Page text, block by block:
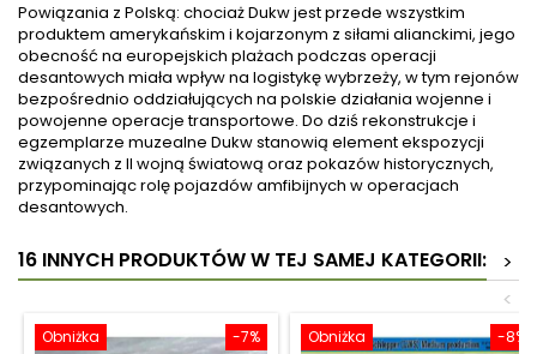
Powiązania z Polską: chociaż Dukw jest przede wszystkim
produktem amerykańskim i kojarzonym z siłami alianckimi, jego
obecność na europejskich plażach podczas operacji
desantowych miała wpływ na logistykę wybrzeży, w tym rejonów
bezpośrednio oddziałujących na polskie działania wojenne i
powojenne operacje transportowe. Do dziś rekonstrukcje i
egzemplarze muzealne Dukw stanowią element ekspozycji
związanych z II wojną światową oraz pokazów historycznych,
przypominając rolę pojazdów amfibijnych w operacjach
desantowych.
16 INNYCH PRODUKTÓW W TEJ SAMEJ KATEGORII:
>
<
-7%
Obniżka -8%
Obniżka